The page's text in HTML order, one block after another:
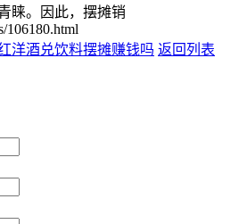
睐。因此，摆摊销
106180.html
洋酒兑饮料摆摊赚钱吗 返回列表